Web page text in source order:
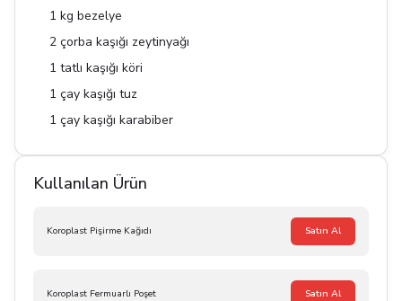
1 kg bezelye
2 çorba kaşığı zeytinyağı
1 tatlı kaşığı köri
1 çay kaşığı tuz
1 çay kaşığı karabiber
Kullanılan Ürün
Koroplast Pişirme Kağıdı Satın Al
Koroplast Fermuarlı Poşet Satın Al